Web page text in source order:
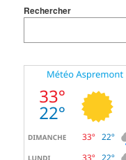
Rechercher